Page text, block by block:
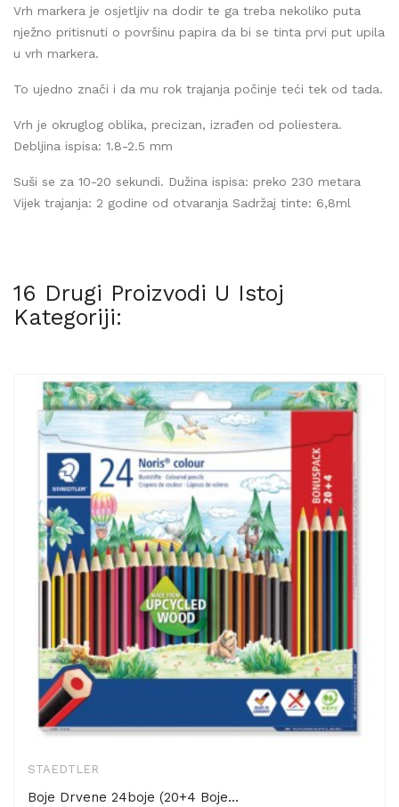
Vrh markera je osjetljiv na dodir te ga treba nekoliko puta
nježno pritisnuti o površinu papira da bi se tinta prvi put upila
u vrh markera.
To ujedno znači i da mu rok trajanja počinje teći tek od tada.
Vrh je okruglog oblika, precizan, izrađen od poliestera.
Debljina ispisa: 1.8-2.5 mm
Suši se za 10-20 sekundi. Dužina ispisa: preko 230 metara
Vijek trajanja: 2 godine od otvaranja Sadržaj tinte: 6,8ml
16 Drugi Proizvodi U Istoj
Kategoriji:
STAEDTLER
Boje Drvene 24boje (20+4 Boje...